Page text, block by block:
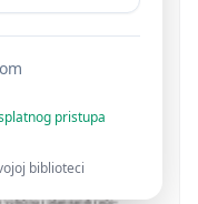
pristupa
biblioteci